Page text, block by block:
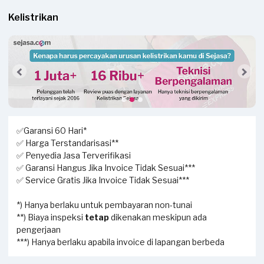
Kelistrikan
✅Garansi 60 Hari*
✅ Harga Terstandarisasi**
✅ Penyedia Jasa Terverifikasi
✅ Garansi Hangus Jika Invoice Tidak Sesuai***
✅ Service Gratis Jika Invoice Tidak Sesuai***
*) Hanya berlaku untuk pembayaran non-tunai
**) Biaya inspeksi tetapdikenakan meskipun ada
pengerjaan
***) Hanya berlaku apabila invoice di lapangan berbeda